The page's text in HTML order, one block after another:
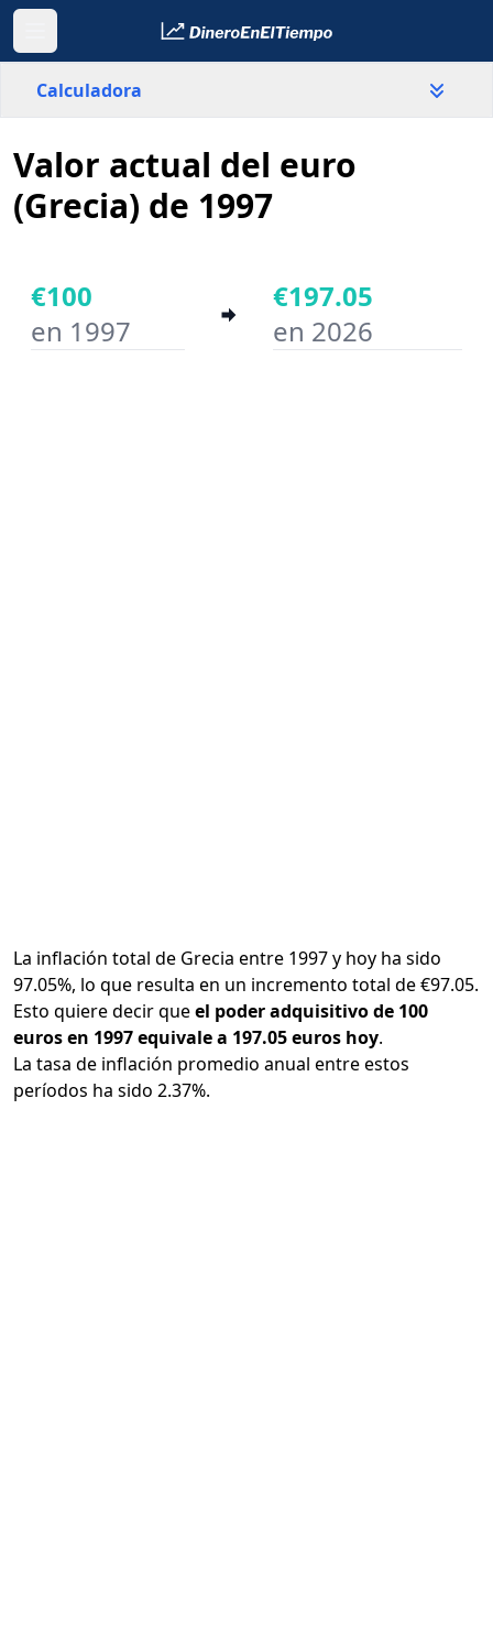
Calculadora
Grecia
País
Año inicial
Valor actual del euro
(Grecia) de 1997
€100
en 1997
€197.05
en 2026
La inflación total de Grecia entre 1997 y hoy ha sido
97.05%, lo que resulta en un incremento total de €97.05.
Esto quiere decir queel poder adquisitivo de 100
euros en 1997 equivale a 197.05 euros hoy.
La tasa de inflación promedio anual entre estos
períodos ha sido 2.37%.